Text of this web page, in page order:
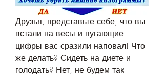
Друзья, представьте себе, что вы
встали на весы и пугающие
цифры вас сразили наповал! Что
же делать? Сидеть на диете и
голодать? Нет, не будем так